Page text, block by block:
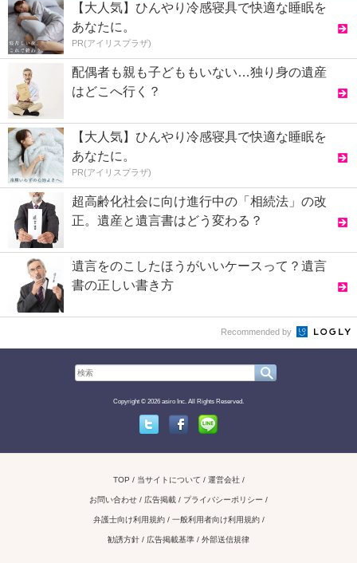
【大人気】ひんやり冷感寝具で快適な睡眠を
あなたに。
PR(アイリスプラザ)
配偶者も親も子どももいない…独り身の遺産
はどこへ行く？
【大人気】ひんやり冷感寝具で快適な睡眠を
あなたに。
PR(アイリスプラザ)
超高齢化社会に向け進行中の「相続法」の改
正。遺産と遺言書はどう変わる？
遺言をのこしたほうがいいケースって？遺言
書の正しい書き方
Recommended by
Copyright © 2026 asiro Inc. All Rights Reserved.
TOP 当サイトについて 運営会社
お問い合わせ / 広告掲載 プライバシーポリシー
弁護士向け利用規約 一般利用者向け利用規約
勧誘方針 広告掲載基準 外部送信規律